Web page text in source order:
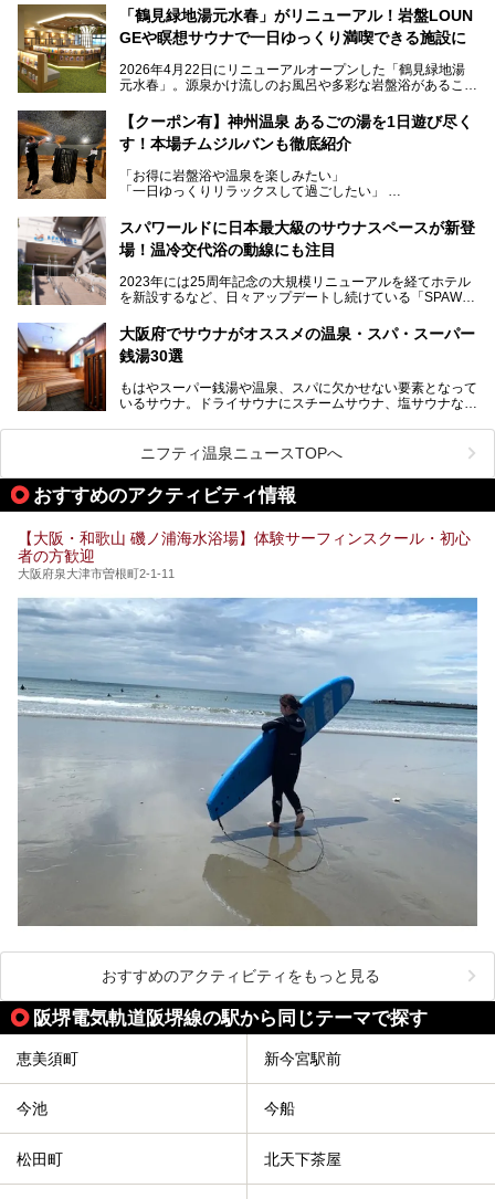
当初の計画から約5年の時を経て誕生した本施設は、温泉・
サウナ・岩盤浴・フィットネス・ラウンジ・レストランなど
を融合した、これまでの“水春”のイメージをさらに進化させ
今回はオープン前の内覧会に参加し、館内のこだわりポイン
サウナー注目の3種のサウナや160cmの深水風呂、没入感の
高い岩盤浴エリア、日本最大の台数を誇る最新AIフィットネ
スマシンなど、見どころ満載の館内を詳しくご紹介します。
「鶴見緑地湯元水春」がリニューアル！岩盤LOUN
GEや瞑想サウナで一日ゆっくり満喫できる施設に
2026年4月22日にリニューアルオープンした「鶴見緑地湯
元水春」。源泉かけ流しのお風呂や多彩な岩盤浴があること
に“一日中くつろげる場所”としてパワーアップしています。
今回のリニューアルでは、新たに登場した瞑想サウナをはじ
見どころが盛りだくさん。日常の疲れを癒やしたい方はもち
ろん、休日にゆったり過ごしたい方にもぴったりの内容とな
本記事では、そんなリニューアル後の注目ポイントを詳しく
紹介します。これから「鶴見緑地湯元水春」に訪れる方や、
い。
【クーポン有】神州温泉 あるごの湯を1日遊び尽く
す！本場チムジルバンも徹底紹介
「お得に岩盤浴や温泉を楽しみたい」
「一日ゆっくりリラックスして過ごしたい」
利用できる「神州温泉 あるごの湯」です。
あるごの湯は、大阪府豊中市にある日帰り温浴施設で、阪急
チムジルバン（岩盤浴）を中心に、発汗・リラックス・漫画
タイムまで満喫できる長時間滞在型の施設なので、一日中ゆ
る迫力ある熱波パフォーマンスも毎日行われており、“とと
のう”体験をしっかり楽しめるのもポイントです。
ケやボウリングといった遊び場もあり、友人同士やカップル
で“遊び+癒し”の一日を過ごすのにもぴったり。
処にいたるまで魅力をたっぷり堪能してきたので、その全容
スパワールドに日本最大級のサウナスペースが新登
場！温冷交代浴の動線にも注目
2023年には25周年記念の大規模リニューアルを経てホテル
を新設するなど、日々アップデートし続けている「SPAWO
そんなスパワールドが2025年11月15日（土）に、新たな浴
室や日本最大級140人収容の大規模サウナを携えてリニュー
アルオープン！浴室である4F・6Fそれぞれにリニューアル
大規模リニューアルの全容を確認すべく、リニューアルプレ
オープンイベントに行ってきました！今回はそのリニューア
大阪府でサウナがオススメの温泉・スパ・スーパー
銭湯30選
もはやスーパー銭湯や温泉、スパに欠かせない要素となって
いるサウナ。ドライサウナにスチームサウナ、塩サウナな
ペース、ロウリュウなど、心ゆくまで楽しむためのサービス
が充実した施設も多くみられます。
今回はそんなサウナにこだわった、大阪府内のオススメ温
泉・銭湯・スパを30件紹介したいと思います！
ニフティ温泉ニュースTOPへ
おすすめのアクティビティ情報
【大阪・和歌山 磯ノ浦海水浴場】体験サーフィンスクール・初心
者の方歓迎
大阪府泉大津市曽根町2-1-11
おすすめのアクティビティをもっと見る
阪堺電気軌道阪堺線の駅から同じテーマで探す
恵美須町 新今宮駅前
今池 今船
松田町 北天下茶屋